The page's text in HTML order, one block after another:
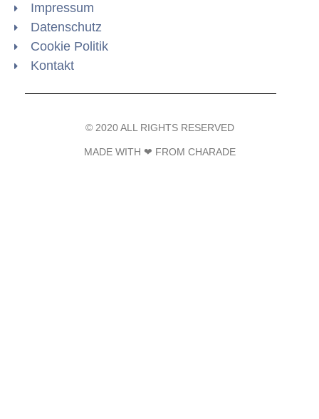
Impressum
Datenschutz
Cookie Politik
Kontakt
© 2020 ALL RIGHTS RESERVED​
MADE WITH ❤ FROM CHARADE